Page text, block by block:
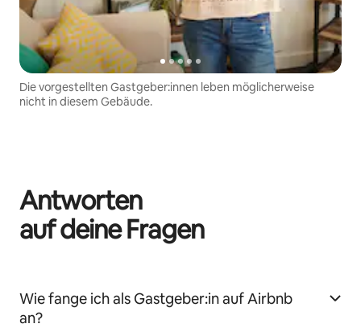
Die vorgestellten Gastgeber:innen leben möglicherweise
nicht in diesem Gebäude.
Antworten
auf deine Fragen
Wie fange ich als Gastgeber:in auf Airbnb
an?